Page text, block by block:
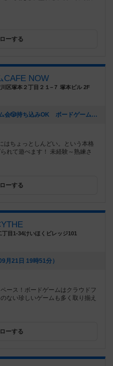
ーする
CAFE NOW
区塚本２丁目２１−７ 塚本ビル 2F
[NEW] 10/29（金）平日ボードゲーム会🎲持ち込みOK ボードゲームCAFENOW主催《初心者さん、おひとりでの参加歓迎!!》（2021年10月22日 11時04分）
はちょっとしんどい。という本格
れて遊べます！ 未経験～熟練さ
ーする
目1-34けいほくビレッジ101
月21日 19時51分）
ース！ボードゲームはクラウドフ
ない珍しいゲームも多く取り揃え
ーする